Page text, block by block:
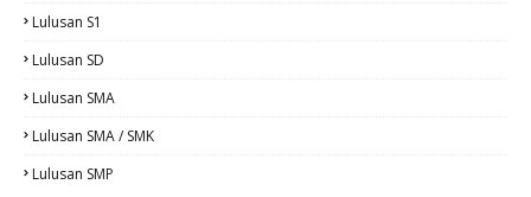
Lulusan S1
Lulusan SD
Lulusan SMA
Lulusan SMA / SMK
Lulusan SMP